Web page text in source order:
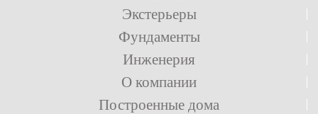
Экстерьеры
Фундаменты
Инженерия
О компании
Построенные дома